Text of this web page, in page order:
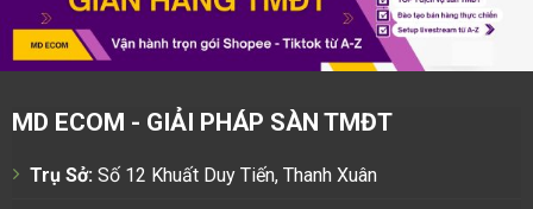
MD ECOM - GIẢI PHÁP SÀN TMĐT
Trụ Sở: Số 12 Khuất Duy Tiến, Thanh Xuân